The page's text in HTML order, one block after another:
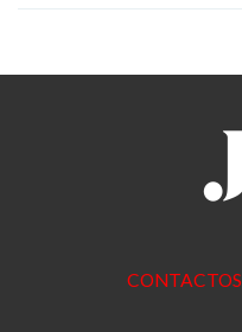
CONTACTOS